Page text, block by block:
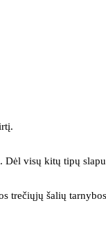
Dėl visų kitų tipų
trečiųjų šalių